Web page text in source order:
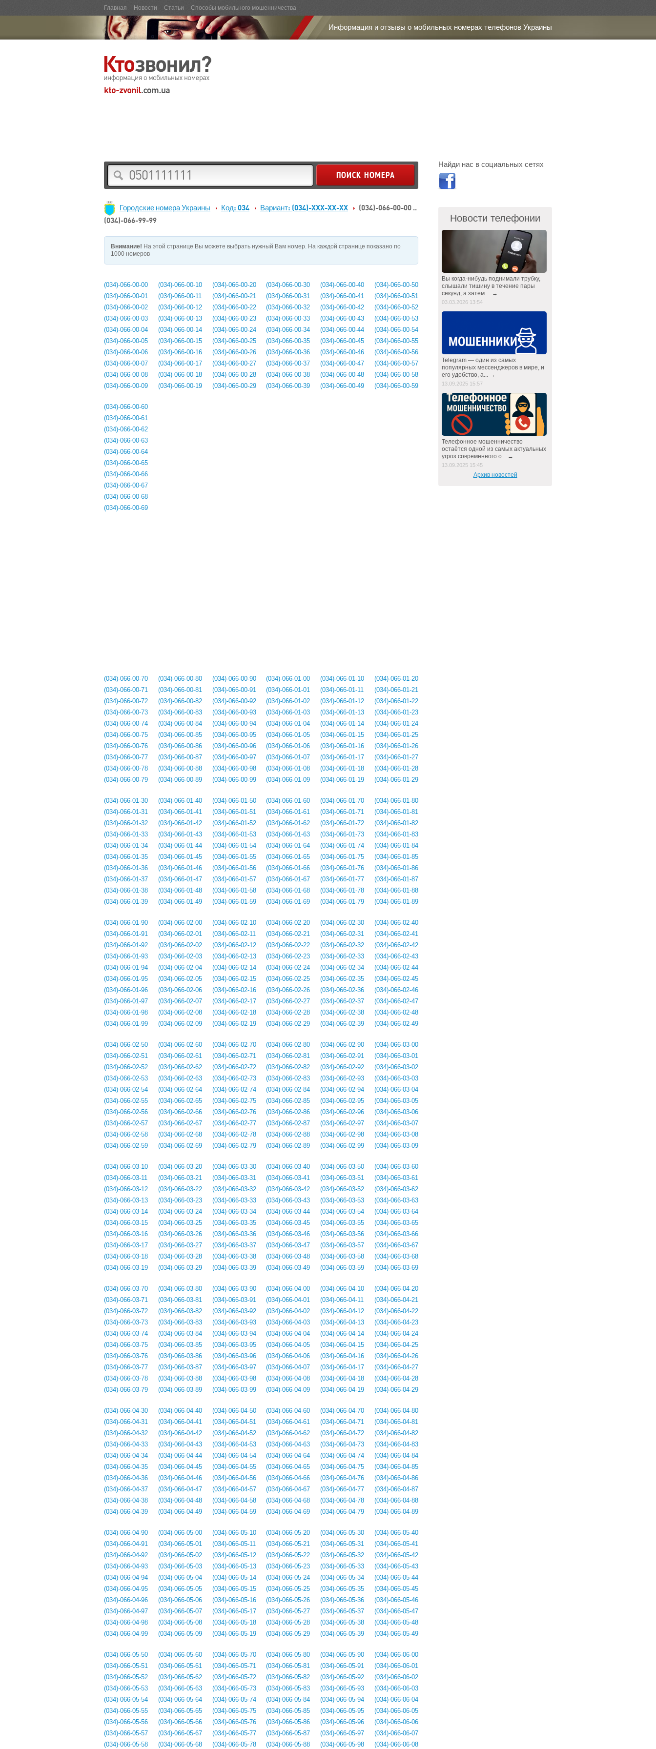
Главная Новости Статьи Способы мобильного мошенничества
Информация и отзывы о мобильных номерах телефонов Украины
Городские номера Украины Код: 034 Вариант: (034)-XXX-XX-XX
(034)-066-00-00 ..
(034)-066-99-99
Внимание! На этой странице Вы можете выбрать нужный Вам номер. На каждой странице показано по
1000 номеров
(034)-066-00-00
(034)-066-00-01
(034)-066-00-02
(034)-066-00-03
(034)-066-00-04
(034)-066-00-05
(034)-066-00-06
(034)-066-00-07
(034)-066-00-08
(034)-066-00-09
(034)-066-00-10
(034)-066-00-11
(034)-066-00-12
(034)-066-00-13
(034)-066-00-14
(034)-066-00-15
(034)-066-00-16
(034)-066-00-17
(034)-066-00-18
(034)-066-00-19
(034)-066-00-20
(034)-066-00-21
(034)-066-00-22
(034)-066-00-23
(034)-066-00-24
(034)-066-00-25
(034)-066-00-26
(034)-066-00-27
(034)-066-00-28
(034)-066-00-29
(034)-066-00-30
(034)-066-00-31
(034)-066-00-32
(034)-066-00-33
(034)-066-00-34
(034)-066-00-35
(034)-066-00-36
(034)-066-00-37
(034)-066-00-38
(034)-066-00-39
(034)-066-00-40
(034)-066-00-41
(034)-066-00-42
(034)-066-00-43
(034)-066-00-44
(034)-066-00-45
(034)-066-00-46
(034)-066-00-47
(034)-066-00-48
(034)-066-00-49
(034)-066-00-50
(034)-066-00-51
(034)-066-00-52
(034)-066-00-53
(034)-066-00-54
(034)-066-00-55
(034)-066-00-56
(034)-066-00-57
(034)-066-00-58
(034)-066-00-59
(034)-066-00-60
(034)-066-00-61
(034)-066-00-62
(034)-066-00-63
(034)-066-00-64
(034)-066-00-65
(034)-066-00-66
(034)-066-00-67
(034)-066-00-68
(034)-066-00-69
(034)-066-00-70
(034)-066-00-71
(034)-066-00-72
(034)-066-00-73
(034)-066-00-74
(034)-066-00-75
(034)-066-00-76
(034)-066-00-77
(034)-066-00-78
(034)-066-00-79
(034)-066-00-80
(034)-066-00-81
(034)-066-00-82
(034)-066-00-83
(034)-066-00-84
(034)-066-00-85
(034)-066-00-86
(034)-066-00-87
(034)-066-00-88
(034)-066-00-89
(034)-066-00-90
(034)-066-00-91
(034)-066-00-92
(034)-066-00-93
(034)-066-00-94
(034)-066-00-95
(034)-066-00-96
(034)-066-00-97
(034)-066-00-98
(034)-066-00-99
(034)-066-01-00
(034)-066-01-01
(034)-066-01-02
(034)-066-01-03
(034)-066-01-04
(034)-066-01-05
(034)-066-01-06
(034)-066-01-07
(034)-066-01-08
(034)-066-01-09
(034)-066-01-10
(034)-066-01-11
(034)-066-01-12
(034)-066-01-13
(034)-066-01-14
(034)-066-01-15
(034)-066-01-16
(034)-066-01-17
(034)-066-01-18
(034)-066-01-19
(034)-066-01-20
(034)-066-01-21
(034)-066-01-22
(034)-066-01-23
(034)-066-01-24
(034)-066-01-25
(034)-066-01-26
(034)-066-01-27
(034)-066-01-28
(034)-066-01-29
(034)-066-01-30
(034)-066-01-31
(034)-066-01-32
(034)-066-01-33
(034)-066-01-34
(034)-066-01-35
(034)-066-01-36
(034)-066-01-37
(034)-066-01-38
(034)-066-01-39
(034)-066-01-40
(034)-066-01-41
(034)-066-01-42
(034)-066-01-43
(034)-066-01-44
(034)-066-01-45
(034)-066-01-46
(034)-066-01-47
(034)-066-01-48
(034)-066-01-49
(034)-066-01-50
(034)-066-01-51
(034)-066-01-52
(034)-066-01-53
(034)-066-01-54
(034)-066-01-55
(034)-066-01-56
(034)-066-01-57
(034)-066-01-58
(034)-066-01-59
(034)-066-01-60
(034)-066-01-61
(034)-066-01-62
(034)-066-01-63
(034)-066-01-64
(034)-066-01-65
(034)-066-01-66
(034)-066-01-67
(034)-066-01-68
(034)-066-01-69
(034)-066-01-70
(034)-066-01-71
(034)-066-01-72
(034)-066-01-73
(034)-066-01-74
(034)-066-01-75
(034)-066-01-76
(034)-066-01-77
(034)-066-01-78
(034)-066-01-79
(034)-066-01-80
(034)-066-01-81
(034)-066-01-82
(034)-066-01-83
(034)-066-01-84
(034)-066-01-85
(034)-066-01-86
(034)-066-01-87
(034)-066-01-88
(034)-066-01-89
(034)-066-01-90
(034)-066-01-91
(034)-066-01-92
(034)-066-01-93
(034)-066-01-94
(034)-066-01-95
(034)-066-01-96
(034)-066-01-97
(034)-066-01-98
(034)-066-01-99
(034)-066-02-00
(034)-066-02-01
(034)-066-02-02
(034)-066-02-03
(034)-066-02-04
(034)-066-02-05
(034)-066-02-06
(034)-066-02-07
(034)-066-02-08
(034)-066-02-09
(034)-066-02-10
(034)-066-02-11
(034)-066-02-12
(034)-066-02-13
(034)-066-02-14
(034)-066-02-15
(034)-066-02-16
(034)-066-02-17
(034)-066-02-18
(034)-066-02-19
(034)-066-02-20
(034)-066-02-21
(034)-066-02-22
(034)-066-02-23
(034)-066-02-24
(034)-066-02-25
(034)-066-02-26
(034)-066-02-27
(034)-066-02-28
(034)-066-02-29
(034)-066-02-30
(034)-066-02-31
(034)-066-02-32
(034)-066-02-33
(034)-066-02-34
(034)-066-02-35
(034)-066-02-36
(034)-066-02-37
(034)-066-02-38
(034)-066-02-39
(034)-066-02-40
(034)-066-02-41
(034)-066-02-42
(034)-066-02-43
(034)-066-02-44
(034)-066-02-45
(034)-066-02-46
(034)-066-02-47
(034)-066-02-48
(034)-066-02-49
(034)-066-02-50
(034)-066-02-51
(034)-066-02-52
(034)-066-02-53
(034)-066-02-54
(034)-066-02-55
(034)-066-02-56
(034)-066-02-57
(034)-066-02-58
(034)-066-02-59
(034)-066-02-60
(034)-066-02-61
(034)-066-02-62
(034)-066-02-63
(034)-066-02-64
(034)-066-02-65
(034)-066-02-66
(034)-066-02-67
(034)-066-02-68
(034)-066-02-69
(034)-066-02-70
(034)-066-02-71
(034)-066-02-72
(034)-066-02-73
(034)-066-02-74
(034)-066-02-75
(034)-066-02-76
(034)-066-02-77
(034)-066-02-78
(034)-066-02-79
(034)-066-02-80
(034)-066-02-81
(034)-066-02-82
(034)-066-02-83
(034)-066-02-84
(034)-066-02-85
(034)-066-02-86
(034)-066-02-87
(034)-066-02-88
(034)-066-02-89
(034)-066-02-90
(034)-066-02-91
(034)-066-02-92
(034)-066-02-93
(034)-066-02-94
(034)-066-02-95
(034)-066-02-96
(034)-066-02-97
(034)-066-02-98
(034)-066-02-99
(034)-066-03-00
(034)-066-03-01
(034)-066-03-02
(034)-066-03-03
(034)-066-03-04
(034)-066-03-05
(034)-066-03-06
(034)-066-03-07
(034)-066-03-08
(034)-066-03-09
(034)-066-03-10
(034)-066-03-11
(034)-066-03-12
(034)-066-03-13
(034)-066-03-14
(034)-066-03-15
(034)-066-03-16
(034)-066-03-17
(034)-066-03-18
(034)-066-03-19
(034)-066-03-20
(034)-066-03-21
(034)-066-03-22
(034)-066-03-23
(034)-066-03-24
(034)-066-03-25
(034)-066-03-26
(034)-066-03-27
(034)-066-03-28
(034)-066-03-29
(034)-066-03-30
(034)-066-03-31
(034)-066-03-32
(034)-066-03-33
(034)-066-03-34
(034)-066-03-35
(034)-066-03-36
(034)-066-03-37
(034)-066-03-38
(034)-066-03-39
(034)-066-03-40
(034)-066-03-41
(034)-066-03-42
(034)-066-03-43
(034)-066-03-44
(034)-066-03-45
(034)-066-03-46
(034)-066-03-47
(034)-066-03-48
(034)-066-03-49
(034)-066-03-50
(034)-066-03-51
(034)-066-03-52
(034)-066-03-53
(034)-066-03-54
(034)-066-03-55
(034)-066-03-56
(034)-066-03-57
(034)-066-03-58
(034)-066-03-59
(034)-066-03-60
(034)-066-03-61
(034)-066-03-62
(034)-066-03-63
(034)-066-03-64
(034)-066-03-65
(034)-066-03-66
(034)-066-03-67
(034)-066-03-68
(034)-066-03-69
(034)-066-03-70
(034)-066-03-71
(034)-066-03-72
(034)-066-03-73
(034)-066-03-74
(034)-066-03-75
(034)-066-03-76
(034)-066-03-77
(034)-066-03-78
(034)-066-03-79
(034)-066-03-80
(034)-066-03-81
(034)-066-03-82
(034)-066-03-83
(034)-066-03-84
(034)-066-03-85
(034)-066-03-86
(034)-066-03-87
(034)-066-03-88
(034)-066-03-89
(034)-066-03-90
(034)-066-03-91
(034)-066-03-92
(034)-066-03-93
(034)-066-03-94
(034)-066-03-95
(034)-066-03-96
(034)-066-03-97
(034)-066-03-98
(034)-066-03-99
(034)-066-04-00
(034)-066-04-01
(034)-066-04-02
(034)-066-04-03
(034)-066-04-04
(034)-066-04-05
(034)-066-04-06
(034)-066-04-07
(034)-066-04-08
(034)-066-04-09
(034)-066-04-10
(034)-066-04-11
(034)-066-04-12
(034)-066-04-13
(034)-066-04-14
(034)-066-04-15
(034)-066-04-16
(034)-066-04-17
(034)-066-04-18
(034)-066-04-19
(034)-066-04-20
(034)-066-04-21
(034)-066-04-22
(034)-066-04-23
(034)-066-04-24
(034)-066-04-25
(034)-066-04-26
(034)-066-04-27
(034)-066-04-28
(034)-066-04-29
(034)-066-04-30
(034)-066-04-31
(034)-066-04-32
(034)-066-04-33
(034)-066-04-34
(034)-066-04-35
(034)-066-04-36
(034)-066-04-37
(034)-066-04-38
(034)-066-04-39
(034)-066-04-40
(034)-066-04-41
(034)-066-04-42
(034)-066-04-43
(034)-066-04-44
(034)-066-04-45
(034)-066-04-46
(034)-066-04-47
(034)-066-04-48
(034)-066-04-49
(034)-066-04-50
(034)-066-04-51
(034)-066-04-52
(034)-066-04-53
(034)-066-04-54
(034)-066-04-55
(034)-066-04-56
(034)-066-04-57
(034)-066-04-58
(034)-066-04-59
(034)-066-04-60
(034)-066-04-61
(034)-066-04-62
(034)-066-04-63
(034)-066-04-64
(034)-066-04-65
(034)-066-04-66
(034)-066-04-67
(034)-066-04-68
(034)-066-04-69
(034)-066-04-70
(034)-066-04-71
(034)-066-04-72
(034)-066-04-73
(034)-066-04-74
(034)-066-04-75
(034)-066-04-76
(034)-066-04-77
(034)-066-04-78
(034)-066-04-79
(034)-066-04-80
(034)-066-04-81
(034)-066-04-82
(034)-066-04-83
(034)-066-04-84
(034)-066-04-85
(034)-066-04-86
(034)-066-04-87
(034)-066-04-88
(034)-066-04-89
(034)-066-04-90
(034)-066-04-91
(034)-066-04-92
(034)-066-04-93
(034)-066-04-94
(034)-066-04-95
(034)-066-04-96
(034)-066-04-97
(034)-066-04-98
(034)-066-04-99
(034)-066-05-00
(034)-066-05-01
(034)-066-05-02
(034)-066-05-03
(034)-066-05-04
(034)-066-05-05
(034)-066-05-06
(034)-066-05-07
(034)-066-05-08
(034)-066-05-09
(034)-066-05-10
(034)-066-05-11
(034)-066-05-12
(034)-066-05-13
(034)-066-05-14
(034)-066-05-15
(034)-066-05-16
(034)-066-05-17
(034)-066-05-18
(034)-066-05-19
(034)-066-05-20
(034)-066-05-21
(034)-066-05-22
(034)-066-05-23
(034)-066-05-24
(034)-066-05-25
(034)-066-05-26
(034)-066-05-27
(034)-066-05-28
(034)-066-05-29
(034)-066-05-30
(034)-066-05-31
(034)-066-05-32
(034)-066-05-33
(034)-066-05-34
(034)-066-05-35
(034)-066-05-36
(034)-066-05-37
(034)-066-05-38
(034)-066-05-39
(034)-066-05-40
(034)-066-05-41
(034)-066-05-42
(034)-066-05-43
(034)-066-05-44
(034)-066-05-45
(034)-066-05-46
(034)-066-05-47
(034)-066-05-48
(034)-066-05-49
(034)-066-05-50
(034)-066-05-51
(034)-066-05-52
(034)-066-05-53
(034)-066-05-54
(034)-066-05-55
(034)-066-05-56
(034)-066-05-57
(034)-066-05-58
(034)-066-05-60
(034)-066-05-61
(034)-066-05-62
(034)-066-05-63
(034)-066-05-64
(034)-066-05-65
(034)-066-05-66
(034)-066-05-67
(034)-066-05-68
(034)-066-05-70
(034)-066-05-71
(034)-066-05-72
(034)-066-05-73
(034)-066-05-74
(034)-066-05-75
(034)-066-05-76
(034)-066-05-77
(034)-066-05-78
(034)-066-05-80
(034)-066-05-81
(034)-066-05-82
(034)-066-05-83
(034)-066-05-84
(034)-066-05-85
(034)-066-05-86
(034)-066-05-87
(034)-066-05-88
(034)-066-05-90
(034)-066-05-91
(034)-066-05-92
(034)-066-05-93
(034)-066-05-94
(034)-066-05-95
(034)-066-05-96
(034)-066-05-97
(034)-066-05-98
(034)-066-06-00
(034)-066-06-01
(034)-066-06-02
(034)-066-06-03
(034)-066-06-04
(034)-066-06-05
(034)-066-06-06
(034)-066-06-07
(034)-066-06-08
Найди нас в социальных сетях
Новости телефонии
Вы когда-нибудь поднимали трубку,
слышали тишину в течение пары
секунд, а затем ... →
03.03.2026 13:54
Telegram — один из самых
популярных мессенджеров в мире, и
его удобство, а... →
13.09.2025 15:57
Телефонное мошенничество
остаётся одной из самых актуальных
угроз современного о... →
13.09.2025 15:45
Архив новостей